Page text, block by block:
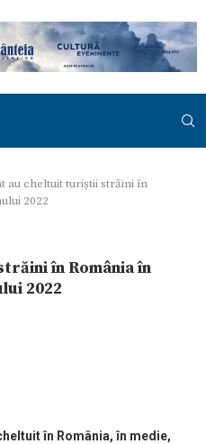
au cheltuit turiștii străini în
2022
în România în
2022
în România, în medie,